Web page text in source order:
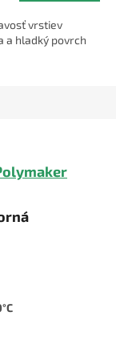
vrstiev
a hladký povrch